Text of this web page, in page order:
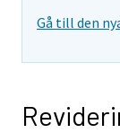
Gå till den